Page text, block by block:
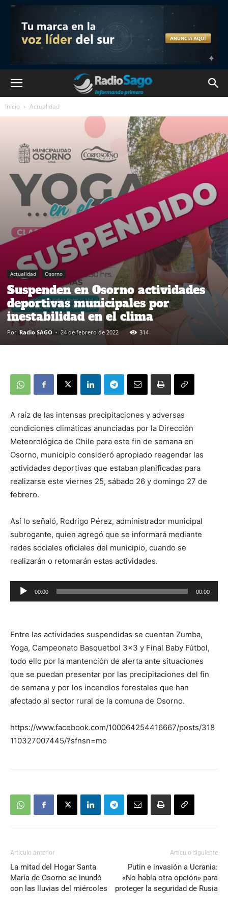
Inicio Actualidad
Actualidad Osorno
Suspenden en Osorno actividades
deportivas municipales por
inestabilidad en el clima
Por Radio SAGO - 24 de febrero de 2022 314
A raíz de las intensas precipitaciones y adversas
condiciones climáticas anunciadas por la Dirección
Meteorológica de Chile para este fin de semana en
Osorno, municipio consideró apropiado reagendar las
actividades deportivas que estaban planificadas para
realizarse este viernes 25, sábado 26 y domingo 27 de
febrero.
Así lo señaló, Rodrigo Pérez, administrador municipal
subrogante, quien agregó que se informará mediante
redes sociales oficiales del municipio, cuando se
realizarán o retomarán estas actividades.
Reproductor
de
00:00 00:00
Entre las actividades suspendidas se cuentan Zumba,
Yoga, Campeonato Basquetbol 3×3 y Final Baby Fútbol,
todo ello por la mantención de alerta ante situaciones
que se puedan presentar por las precipitaciones del fin
de semana y por los incendios forestales que han
afectado al sector rural de la comuna de Osorno.
https://www.facebook.com/100064254416667/posts/318
110327007445/?sfnsn=mo
Artículo anterior
La mitad del Hogar Santa
María de Osorno se inundó
con las lluvias del miércoles
Artículo siguiente
Putin e invasión a Ucrania:
«No había otra opción» para
proteger la seguridad de Rusia